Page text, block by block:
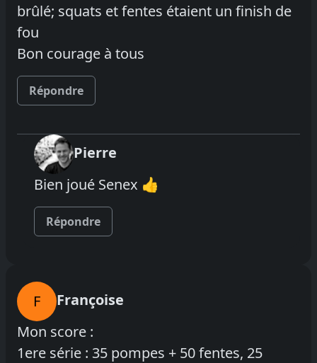
brûlé; squats et fentes étaient un finish de
fou
Bon courage à tous
Répondre
Pierre
Bien joué Senex 👍
Répondre
F
Françoise
Mon score :
1ere série : 35 pompes + 50 fentes, 25